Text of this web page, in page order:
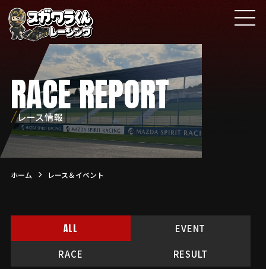
RACE REPORT
レース情報
ホーム レース＆イベント
ALL EVENT
RACE RESULT